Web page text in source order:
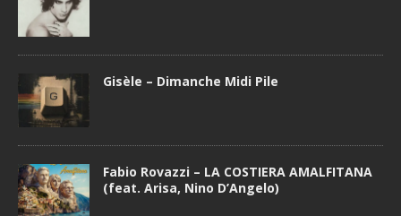
Gisèle – Dimanche Midi Pile
Fabio Rovazzi – LA COSTIERA AMALFITANA
(feat. Arisa, Nino D’Angelo)